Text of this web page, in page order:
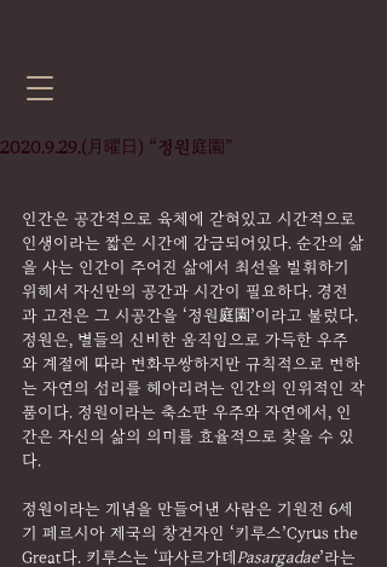
2020.9.29.(月曜日) “정원庭園”
인간은 공간적으로 육체에 갇혀있고 시간적으로
인생이라는 짧은 시간에 감금되어있다. 순간의 삶
을 사는 인간이 주어진 삶에서 최선을 발휘하기
위해서 자신만의 공간과 시간이 필요하다. 경전
과 고전은 그 시공간을 ‘정원庭園’이라고 불렀다.
정원은, 별들의 신비한 움직임으로 가득한 우주
와 계절에 따라 변화무쌍하지만 규칙적으로 변하
는 자연의 섭리를 헤아리려는 인간의 인위적인 작
품이다. 정원이라는 축소판 우주와 자연에서, 인
간은 자신의 삶의 의미를 효율적으로 찾을 수 있
다.
정원이라는 개념을 만들어낸 사람은 기원전 6세
기 페르시아 제국의 창건자인 ‘키루스’Cyrus the
Great다. 키루스는 ‘파사르가데 Pasargadae’라는